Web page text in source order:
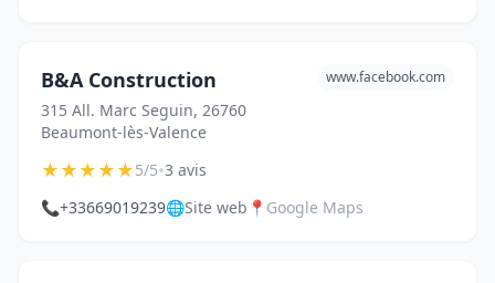
B&A Construction
315 All. Marc Seguin, 26760
Beaumont-lès-Valence
www.facebook.com
★★★★★5/5•3 avis
📞+33669019239🌐Site web 📍 Google Maps